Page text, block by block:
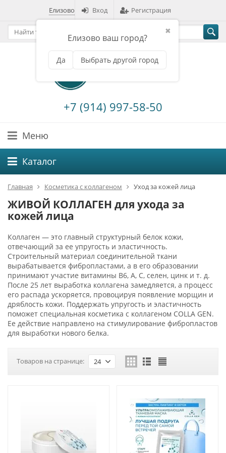
Елизово
✖
Елизово ваш город?
Да Выбрать другой город
Вход Регистрация
+7 (914) 997-58-50
Меню
Каталог
Главная Косметика с коллагеном Уход за кожей лица
ЖИВОЙ КОЛЛАГЕН для ухода за
кожей лица
Коллаген — это главный структурный белок кожи,
отвечающий за ее упругость и эластичность.
Строительный материал соединительной ткани
вырабатывается фибропластами, а в его образовании
принимают участие витамины B6, A, C, селен, цинк и т. д.
После 25 лет выработка коллагена замедляется, а процесс
его распада ускоряется, провоцируя появление морщин и
дряблость кожи. Поддержать упругость и эластичность
поможет специальная косметика с коллагеном COLLA GEN.
Ее действие направлено на стимулирование фибропластов
для выработки нового белка.
Товаров на странице: 24